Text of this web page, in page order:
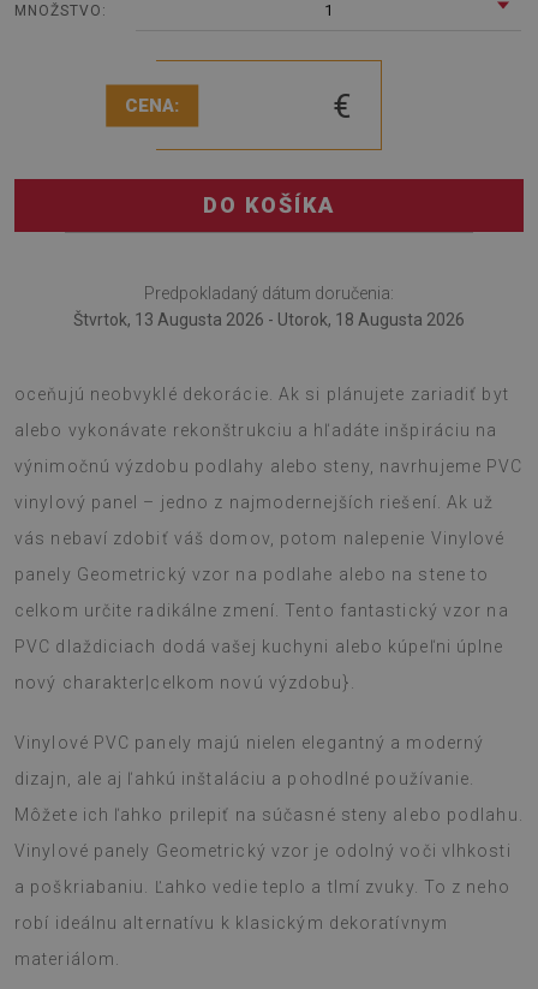
MNOŽSTVO: 1
CENA: €
DO KOŠÍKA
Predpokladaný dátum doručenia:
Štvrtok, 13 Augusta 2026 - Utorok, 18 Augusta 2026
oceňujú neobvyklé dekorácie. Ak si plánujete zariadiť byt
alebo vykonávate rekonštrukciu a hľadáte inšpiráciu na
výnimočnú výzdobu podlahy alebo steny, navrhujeme PVC
vinylový panel – jedno z najmodernejších riešení. Ak už
vás nebaví zdobiť váš domov, potom nalepenie Vinylové
panely Geometrický vzor na podlahe alebo na stene to
celkom určite radikálne zmení. Tento fantastický vzor na
PVC dlaždiciach dodá vašej kuchyni alebo kúpeľni úplne
nový charakter|celkom novú výzdobu}.
Vinylové PVC panely majú nielen elegantný a moderný
dizajn, ale aj ľahkú inštaláciu a pohodlné používanie.
Môžete ich ľahko prilepiť na súčasné steny alebo podlahu.
Vinylové panely Geometrický vzor je odolný voči vlhkosti
a poškriabaniu. Ľahko vedie teplo a tlmí zvuky. To z neho
robí ideálnu alternatívu k klasickým dekoratívnym
materiálom.